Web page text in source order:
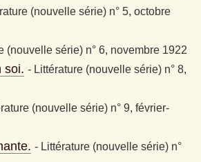
(nouvelle série) n° 5, octobre
(nouvelle série) n° 6, novembre 1922
soi. - Littérature (nouvelle série) n° 8,
(nouvelle série) n° 9, février-
- Littérature (nouvelle série) n°